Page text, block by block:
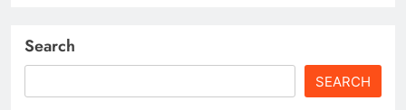
Search
SEARCH